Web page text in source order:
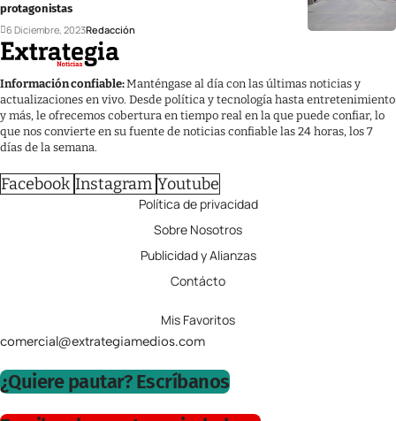
protagonistas
6 Diciembre, 2023Redacción
Información confiable:Manténgase al día con las últimas noticias y
actualizaciones en vivo. Desde política y tecnología hasta entretenimiento
y más, le ofrecemos cobertura en tiempo real en la que puede confiar, lo
que nos convierte en su fuente de noticias confiable las 24 horas, los 7
días de la semana.
Facebook Instagram Youtube
Política de privacidad
Sobre Nosotros
Publicidad y Alianzas
Contácto
Mis Favoritos
comercial@extrategiamedios.com
¿Quiere pautar? Escríbanos